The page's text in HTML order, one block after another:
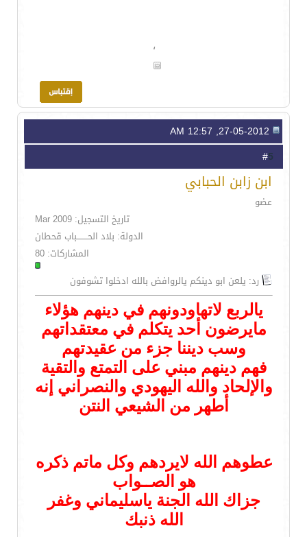
،
5
ابن زابن الحبابي
عضو
تاريخ التسجيل: Mar 2009
الدولة: بلاد الحــــــــباب قحطان
المشاركات: 80
رد: يلعن ابو دينكم يالروافض بالله ادخلوا تشوفون
يالربع لاتهاودونهم في دينهم هؤلاء
مايرضون أحد يتكلم في معتقداتهم
وسب ديننا جزء من عقيدتهم
فهم دينهم مبني على التمتع والتقية
والإلحاد والله اليهودي والنصراني إنه
أطهر من الشيعي النتن
عطوهم الله لايردهم وكل ماتم ذكره
هو الصــواب
جزاك الله الجنة ياسليماني وغفر
الله ذنبك